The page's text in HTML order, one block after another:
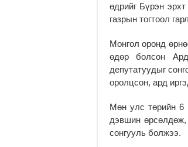
өдрийг Бүрэн
газрын тогтоол
Монгол оронд
өдөр болсон
депутатуудыг
оролцсон, ард
Мөн улс төрийн 6
дэвшин өрсөлдөж,
сонгууль болжээ.